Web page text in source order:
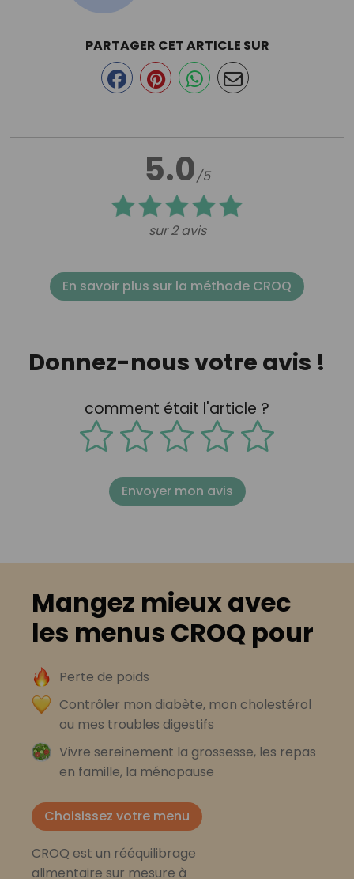
5.0/5
sur 2 avis
PARTAGER CET ARTICLE SUR
En savoir plus sur la méthode CROQ
Donnez-nous votre avis !
comment était l'article ?
Envoyer mon avis
Mangez mieux avec
les menus CROQ pour
Perte de poids
Contrôler mon diabète, mon cholestérol
ou mes troubles digestifs
Vivre sereinement la grossesse, les repas
en famille, la ménopause
Choisissez votre menu
CROQ est un rééquilibrage
alimentaire sur mesure à